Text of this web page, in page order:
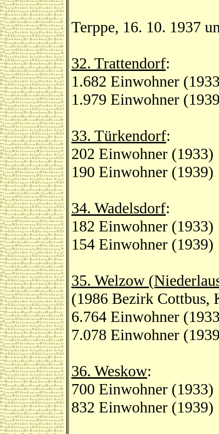
Terppe, 16. 10. 1937
32. Trattendorf:
1.682 Einwohner
1.979 Einwohner
33. Türkendorf:
202 Einwohner (1933)
190 Einwohner (1939)
34. Wadelsdorf:
182 Einwohner (1933)
154 Einwohner (1939)
35. Welzow
(1986 Bezirk Cottbus,
6.764 Einwohner
7.078 Einwohner
36. Weskow:
700 Einwohner (1933)
832 Einwohner (1939)